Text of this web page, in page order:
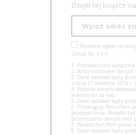
Dzięki tej książce
Wyrażam zgodę na
Group Sp. z o.o.
1. Przetwarzamy
2. Administratorem danych
3. Dane osobowe będą
z dnia 27 kwietnia 2016 r.
4. Podanie danych
wiadomości od nas.
5. Dane osobowe będą
6. Przysługuje Panu/Pani
przetwarzania. Ponadto
przenoszenia danych oraz
7. Posiada Pan/Pani prawo
8. Dane osobowe będą